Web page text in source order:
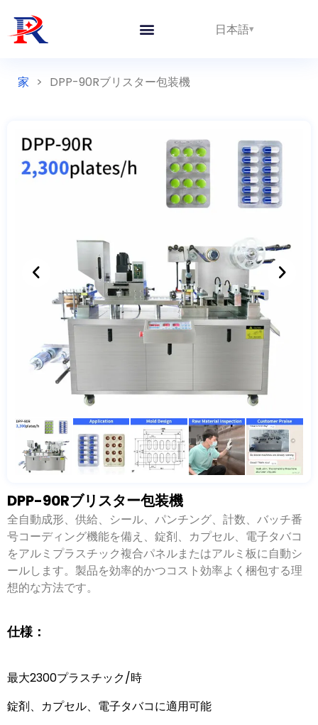
日本語
家 > DPP-90Rブリスター包装機
DPP-90Rブリスター包装機
全自動成形、供給、シール、パンチング、計数、バッチ番
号コーディング機能を備え、錠剤、カプセル、電子タバコ
をアルミプラスチック複合パネルまたはアルミ板に自動シ
ールします。製品を効率的かつコスト効率よく梱包する理
想的な方法です。
仕様：
最大2300プラスチック/時
錠剤、カプセル、電子タバコに適用可能